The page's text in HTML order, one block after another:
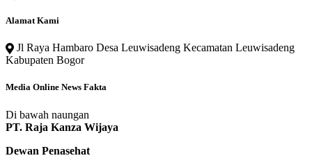
Alamat Kami
Jl Raya Hambaro Desa Leuwisadeng Kecamatan Leuwisadeng
Kabupaten Bogor
Media Online News Fakta
Di bawah naungan
PT. Raja Kanza Wijaya
Dewan Penasehat